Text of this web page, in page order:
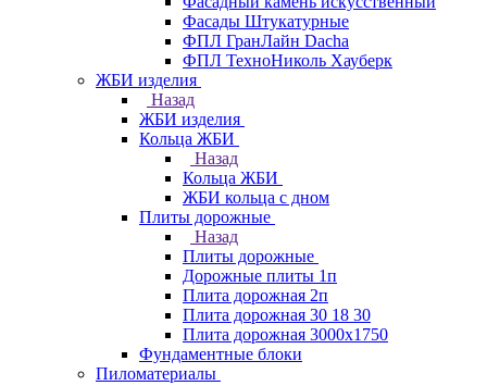
Фасады Штукатурные
ФПЛ ГранЛайн Dacha
ФПЛ ТехноНиколь Хауберк
ЖБИ изделия
Назад
ЖБИ изделия
Кольца ЖБИ
Назад
Кольца ЖБИ
ЖБИ кольца с дном
Плиты дорожные
Назад
Плиты дорожные
Дорожные плиты 1п
Плита дорожная 2п
Плита дорожная 30 18 30
Плита дорожная 3000х1750
Фундаментные блоки
Пиломатериалы